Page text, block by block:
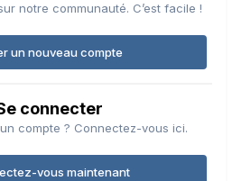
notre communauté. C’est facile !
un nouveau compte
connecter
compte ? Connectez-vous ici.
vous maintenant